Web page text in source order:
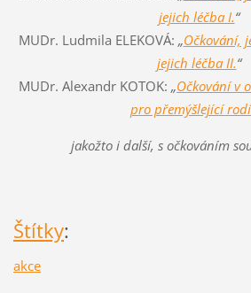
jejich léčba I.“
MUDr. Ludmila ELEKOVÁ: „Očkování,
jejich léčba II.“
MUDr. Alexandr KOTOK: „Očkování v
pro přemýšlející
jakožto i další, s očkováním
Štítky:
akce